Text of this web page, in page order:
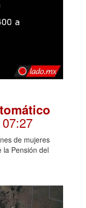
de mujeres
la Pensión del